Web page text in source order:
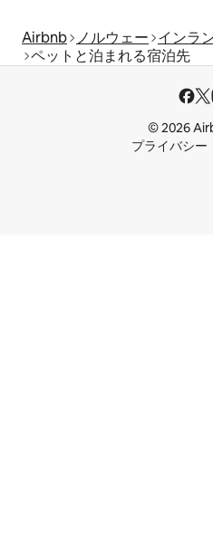
Airbnb ノルウェー インラ
ペットと泊まれる宿泊先
© 2026
プライバシー